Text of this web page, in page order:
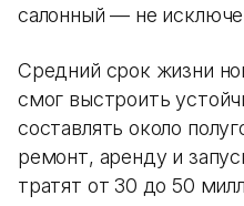
салонный — не
Средний срок жизни
смог выстроить
составлять около
ремонт, аренду и
тратят от 30 до 50